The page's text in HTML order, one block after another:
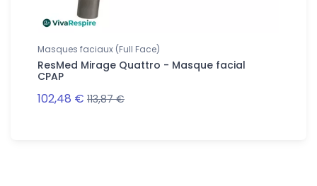
Masques faciaux (Full Face)
ResMed Mirage Quattro - Masque facial
CPAP
102,48 € 113,87 €